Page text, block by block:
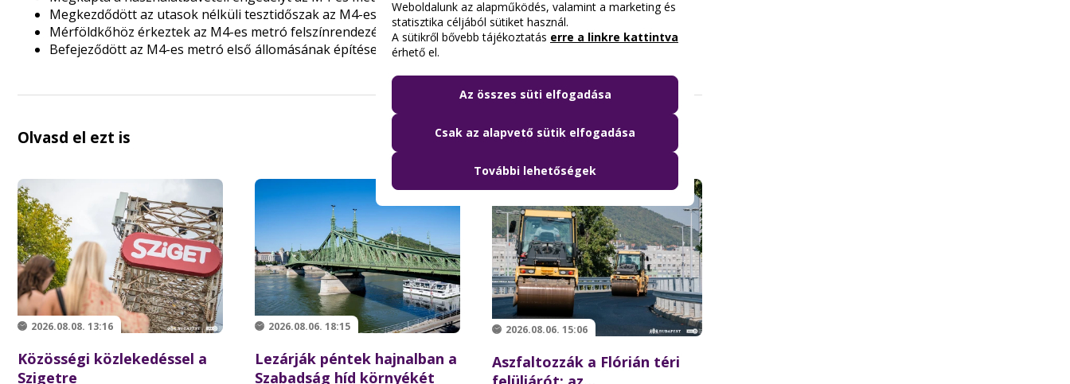
Megkezdődött az utasok nélküli tesztidőszak az M4-es metró vonalán
Mérföldkőhöz érkeztek az M4-es metró felszínrendezési munkái is
Befejeződött az M4-es metró első állomásának építése
Olvasd el ezt is
2026.08.08. 13:16
Közösségi közlekedéssel a
Szigetre
2026.08.06. 18:15
Lezárják péntek hajnalban a
Szabadság híd környékét
2026.08.06. 15:06
Aszfaltozzák a Flórián téri
Weboldalunk az alapműködés, valamint a marketing és
statisztika céljából sütiket használ.
A sütikről bővebb tájékoztatás erre a linkre kattintva
érhető el.
Az összes süti elfogadása
Csak az alapvető sütik elfogadása
További lehetőségek